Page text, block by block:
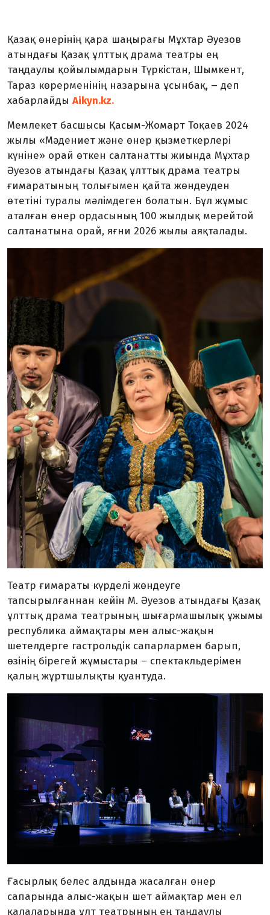
Қазақ өнерінің қара шаңырағы Мұхтар Әуезов
атындағы Қазақ ұлттық драма театры ең
таңдаулы қойылымдарын Түркістан, Шымкент,
Тараз көрерменінің назарына ұсынбақ, – деп
хабарлайды Aikyn.kz.
Мемлекет басшысы Қасым-Жомарт Тоқаев 2024
жылы «Мәдениет және өнер қызметкерлері
күніне» орай өткен салтанатты жиында Мұхтар
Әуезов атындағы Қазақ ұлттық драма театры
ғимаратының толығымен қайта жөндеуден
өтетіні туралы мәлімдеген болатын. Бұл жұмыс
аталған өнер ордасының 100 жылдық мерейтой
салтанатына орай, яғни 2026 жылы аяқталады.
Театр ғимараты күрделі жөндеуге
тапсырылғаннан кейін М. Әуезов атындағы Қазақ
ұлттық драма театрының шығармашылық ұжымы
республика аймақтары мен алыс-жақын
шетелдерге гастрольдік сапарлармен барып,
өзінің бірегей жұмыстары – спектакльдерімен
қалың жұртшылықты қуантуда.
Ғасырлық белес алдында жасалған өнер
сапарында алыс-жақын шет аймақтар мен ел
қалаларында ұлт театрының ең таңдаулы